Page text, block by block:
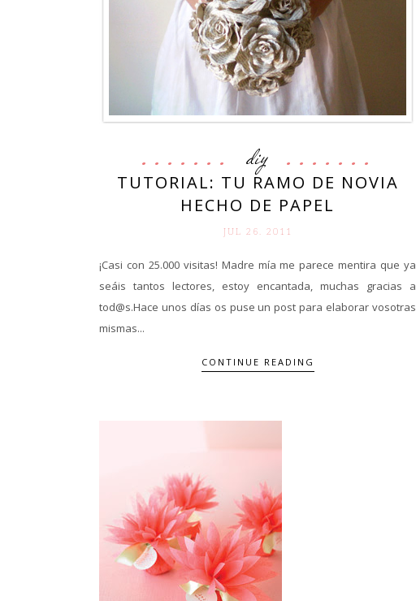
diy
TUTORIAL: TU RAMO DE NOVIA
HECHO DE PAPEL
JUL 26. 2011
¡Casi con 25.000 visitas! Madre mía me parece mentira que ya
seáis tantos lectores, estoy encantada, muchas gracias a
tod@s.Hace unos días os puse un post para elaborar vosotras
mismas...
CONTINUE READING